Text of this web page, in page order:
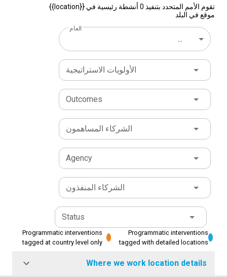
تقوم الأمم المتحدد بتنفيذ 0 أنشطة رئيسية في {{location}}
موقع في البلد
العام
...
الأولويات الاستراتيجية
Outcomes
الشركاء المساهمون
Agency
الشركاء المنفذون
Status
Programmatic interventions
tagged with detailed locations
Programmatic interventions
tagged at country level only
Where we work location details